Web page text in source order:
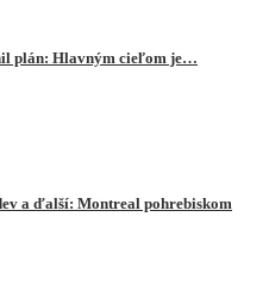
plán: Hlavným cieľom je…
a ďalší: Montreal pohrebiskom